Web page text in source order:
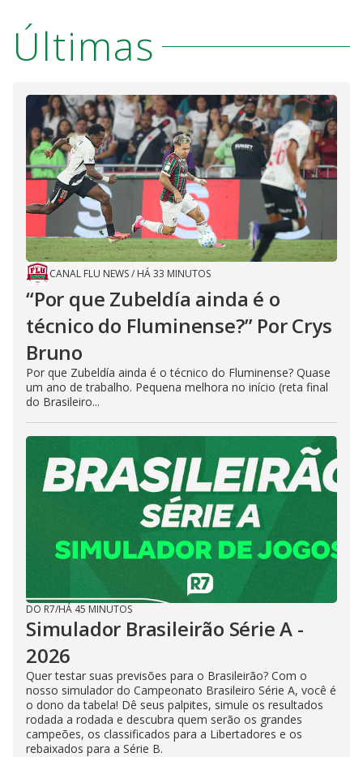
Últimas
CANAL FLU NEWS/ HÁ 33 MINUTOS
“Por que Zubeldía ainda é o
técnico do Fluminense?” Por Crys
Bruno
Por que Zubeldía ainda é o técnico do Fluminense? Quase
um ano de trabalho. Pequena melhora no início (reta final
do Brasileiro...
DO R7/HÁ 45 MINUTOS
Simulador Brasileirão Série A -
2026
Quer testar suas previsões para o Brasileirão? Com o
nosso simulador do Campeonato Brasileiro Série A, você é
o dono da tabela! Dê seus palpites, simule os resultados
rodada a rodada e descubra quem serão os grandes
campeões, os classificados para a Libertadores e os
rebaixados para a Série B.